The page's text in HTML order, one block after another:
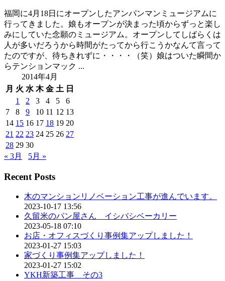
福岡に4月18日にオープンしたアンパンマンミュージアムに
行ってきました。娘もオープンが決まった頃からずっと楽し
みにしていた念願のミュージアム。オープンしてしばらくは
人が多いだろうから時間がたってから行こうかなんて言って
たのですが、待ちきれずに・・・・（笑）娘はついた瞬間か
らテンションマック ...
2014年4月
月 火 水 木 金 土 日
1
2 3 4 5
6
7
8 9 10 11 12 13
14 15 16 17 18 19 20
21 22 23 24 25 26 27
28 29 30
« 3月
5月 »
Recent Posts
木のマンションリノベーション工事が進んでいます。
2023-10-17 13:56
久留米のパン屋さん イシバシベーカリー
2023-05-18 07:10
お店・オフィスづくり事例集アップしました！
2023-01-27 15:03
家づくり事例集アップしました！
2023-01-27 15:02
YKH新築工事 その3